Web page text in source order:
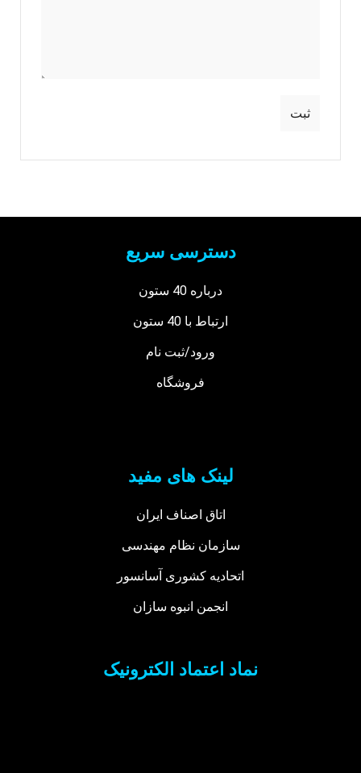
دسترسی سریع
درباره 40 ستون
ارتباط با 40 ستون
ورود/ثبت نام
فروشگاه
لینک های مفید
اتاق اصناف ایران
سازمان نظام مهندسی
اتحادیه کشوری آسانسور
انجمن انبوه سازان
نماد اعتماد الکترونیک